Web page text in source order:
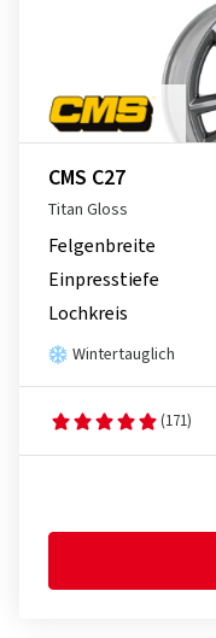
CMS C27
Titan Gloss
Felgenbreite
Einpresstiefe
Lochkreis
Wintertauglich
(171)